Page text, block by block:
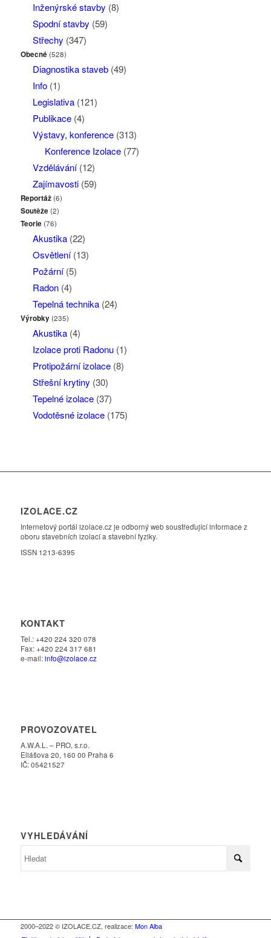
Inženýrské stavby (8)
Spodní stavby (59)
Střechy (347)
Obecné (528)
Diagnostika staveb(49)
Info(1)
Legislativa(121)
Publikace(4)
Výstavy, konference(313)
Konference Izolace(77)
Vzdělávání(12)
Zajímavosti(59)
Reportáž(6)
Soutěže (2)
Teorie (76)
Akustika(22)
Osvětlení(13)
Požární(5)
Radon(4)
Tepelná technika(24)
Výrobky(235)
Akustika(4)
Izolace proti Radonu(1)
Protipožární izolace(8)
Střešní krytiny (30)
Tepelné izolace(37)
Vodotěsné izolace(175)
IZOLACE.CZ
Internetový portál izolace.cz je odborný web soustřeďující informace z
oboru stavebních izolací a stavební fyziky.
ISSN 1213-6395
KONTAKT
Tel.: +420 224 320 078
Fax: +420 224 317 681
e-mail:info@izolace.cz
PROVOZOVATEL
A.W.A.L. – PRO, s.r.o.
Eliášova 20, 160 00 Praha 6
IČ: 05421527
VYHLEDÁVÁNÍ
2000–2022 © IZOLACE.CZ, realizace: Mon Alba